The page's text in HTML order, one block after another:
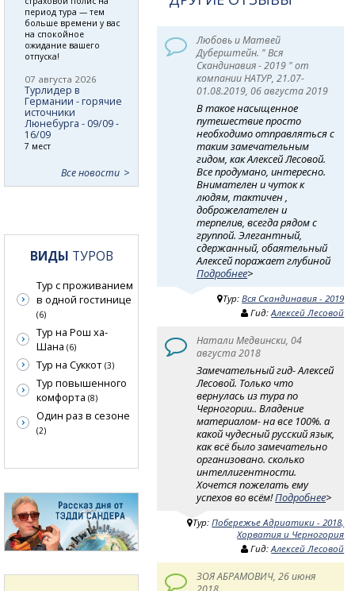
Любовь и Матвей
Дуберштейн. " Вся
Скандинавия - 2019 " от
компании НАТУР, 21.07-
01.08.2019, 06 августа 2019
В такое насыщенное
путешествие просто
необходимо отправляться с
таким замечательным
гидом, как Алексей Лесовой.
Все продумано, интересно.
Внимателен и чуток к
людям, тактичен ,
доброжелателен и
терпелив, всегда рядом с
группой. Элегантный,
сдержанный, обаятельный
Алексей поражает глубиной
Подробнее>
Тур:Вся Скандинавия - 2019
Гид:Алексей Лесовой
Натали Медвински, 04
августа 2018
Замечательный гид- Алексей
Лесовой. Только что
вернулась из тура по
Черногории.. Владение
материалом- на все 100%. а
какой чудесный русский язык,
как всё было замечательно
организовано. сколько
интеллигентности.
Хочется пожелать ему
успехов во всём!Подробнее>
Тур:Побережье Адриатики - 2018,
Хорватия и Черногория
Гид:Алексей Лесовой
ЗОЯ АБРАМОВИЧ, 26 июня
период тура — тем
больше времени у вас
на спокойное
ожидание вашего
отпуска!
07 августа 2026
Турлидер в
Германии - горячие
источники
Люнебурга - 09/09 -
16/09
7 мест
Все новости
ВИДЫ ТУРОВ
Тур с проживанием
в одной гостинице
(6)
Тур на Рош ха-
Шана (6)
Тур на Суккот (3)
Тур повышенного
комфорта (8)
Один раз в сезоне
(2)